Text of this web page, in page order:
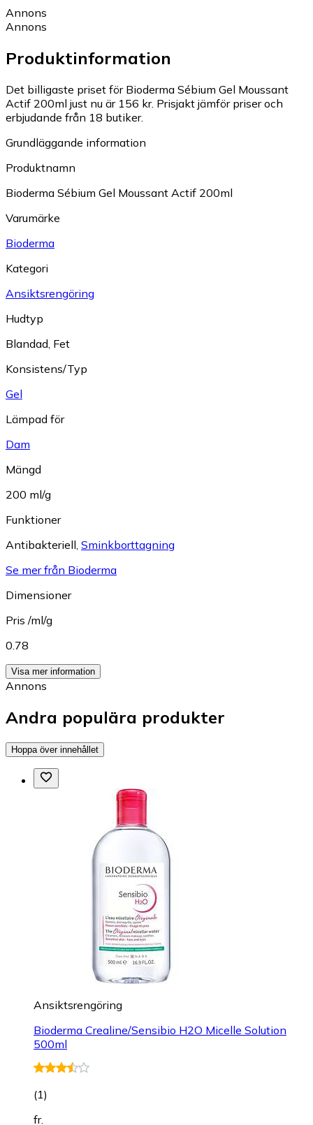
Annons
Annons
Produktinformation
Det billigaste priset för Bioderma Sébium Gel Moussant
Actif 200ml just nu är 156 kr. Prisjakt jämför priser och
erbjudande från 18 butiker.
Grundläggande information
Produktnamn
Bioderma Sébium Gel Moussant Actif 200ml
Varumärke
Bioderma
Kategori
Ansiktsrengöring
Hudtyp
Blandad, Fet
Konsistens/Typ
Gel
Lämpad för
Dam
Mängd
200 ml/g
Funktioner
Antibakteriell, Sminkborttagning
Se mer från Bioderma
Dimensioner
Pris /ml/g
0.78
Visa mer information
Annons
Andra populära produkter
Hoppa över innehållet
Ansiktsrengöring
Bioderma Crealine/Sensibio H2O Micelle Solution
500ml
(1)
fr.